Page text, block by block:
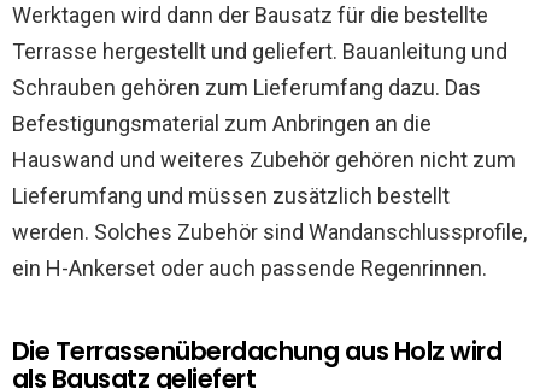
Werktagen wird dann der Bausatz für die bestellte
Terrasse hergestellt und geliefert. Bauanleitung und
Schrauben gehören zum Lieferumfang dazu. Das
Befestigungsmaterial zum Anbringen an die
Hauswand und weiteres Zubehör gehören nicht zum
Lieferumfang und müssen zusätzlich bestellt
werden. Solches Zubehör sind Wandanschlussprofile,
ein H-Ankerset oder auch passende Regenrinnen.
Die Terrassenüberdachung aus Holz wird
als Bausatz geliefert